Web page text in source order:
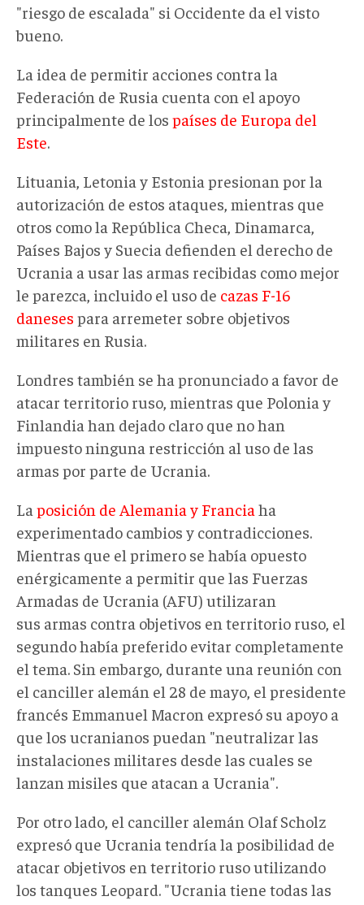
"riesgo de escalada" si Occidente da el visto
bueno.
La idea de permitir acciones contra la
Federación de Rusia cuenta con el apoyo
principalmente de los países de Europa del
Este.
Lituania, Letonia y Estonia presionan por la
autorización de estos ataques, mientras que
otros como la República Checa, Dinamarca,
Países Bajos y Suecia defienden el derecho de
Ucrania a usar las armas recibidas como mejor
le parezca, incluido el uso de cazas F-16
daneses para arremeter sobre objetivos
militares en Rusia.
Londres también se ha pronunciado a favor de
atacar territorio ruso, mientras que Polonia y
Finlandia han dejado claro que no han
impuesto ninguna restricción al uso de las
armas por parte de Ucrania.
La posición de Alemania y Francia ha
experimentado cambios y contradicciones.
Mientras que el primero se había opuesto
enérgicamente a permitir que las Fuerzas
Armadas de Ucrania (AFU) utilizaran
sus armas contra objetivos en territorio ruso, el
segundo había preferido evitar completamente
el tema. Sin embargo, durante una reunión con
el canciller alemán el 28 de mayo, el presidente
francés Emmanuel Macron expresó su apoyo a
que los ucranianos puedan "neutralizar las
instalaciones militares desde las cuales se
lanzan misiles que atacan a Ucrania".
Por otro lado, el canciller alemán Olaf Scholz
expresó que Ucrania tendría la posibilidad de
atacar objetivos en territorio ruso utilizando
los tanques Leopard. "Ucrania tiene todas las